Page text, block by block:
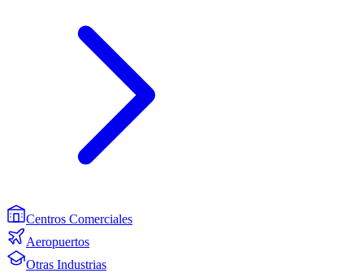
Centros Comerciales
Aeropuertos
Otras Industrias